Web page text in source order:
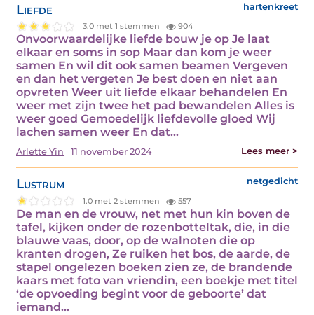
Liefde hartenkreet
3.0 met 1 stemmen 904
Onvoorwaardelijke liefde bouw je op Je laat
elkaar en soms in sop Maar dan kom je weer
samen En wil dit ook samen beamen Vergeven
en dan het vergeten Je best doen en niet aan
opvreten Weer uit liefde elkaar behandelen En
weer met zijn twee het pad bewandelen Alles is
weer goed Gemoedelijk liefdevolle gloed Wij
lachen samen weer En dat…
Arlette Yin 11 november 2024 Lees meer >
Lustrum netgedicht
1.0 met 2 stemmen 557
De man en de vrouw, net met hun kin boven de
tafel, kijken onder de rozenbotteltak, die, in die
blauwe vaas, door, op de walnoten die op
kranten drogen, Ze ruiken het bos, de aarde, de
stapel ongelezen boeken zien ze, de brandende
kaars met foto van vriendin, een boekje met titel
‘de opvoeding begint voor de geboorte’ dat
iemand…